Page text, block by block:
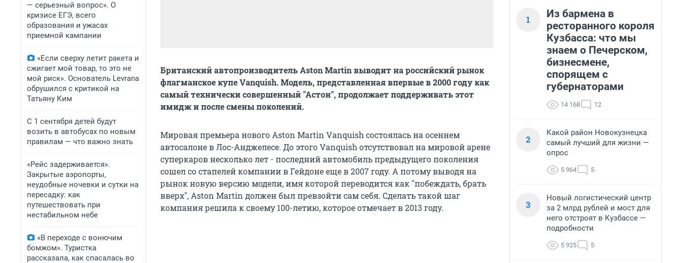
— серьезный вопрос». О
кризисе ЕГЭ, всего
образования и ужасах
приемной кампании
«Если сверху летит ракета и
сжигает мой товар, то это не
мой риск». Основатель Levrana
обрушился с критикой на
Татьяну Ким
С 1 сентября детей будут
возить в автобусах по новым
правилам — что важно знать
«Рейс задерживается».
Закрытые аэропорты,
неудобные ночевки и сутки на
пересадку: как
путешествовать при
нестабильном небе
«В переходе с вонючим
бомжом». Туристка
рассказала, как спасалась во
Британский автопроизводитель Aston Martin выводит на российский рынок
флагманское купе Vanquish. Модель, представленная впервые в 2000 году как
самый технически совершенный "Астон", продолжает поддерживать этот
имидж и после смены поколений.
Мировая премьера нового Aston Martin Vanquish состоялась на осеннем
автосалоне в Лос-Анджелесе. До этого Vanquish отсутствовал на мировой арене
суперкаров несколько лет - последний автомобиль предыдущего поколения
сошел со стапелей компании в Гейдоне еще в 2007 году. А потому выводя на
рынок новую версию модели, имя которой переводится как "побеждать, брать
вверх", Aston Martin должен был превзойти сам себя. Сделать такой шаг
компания решила к своему 100-летию, которое отмечает в 2013 году.
1
Из бармена в
ресторанного короля
Кузбасса: что мы
знаем о Печерском,
бизнесмене,
спорящем с
губернаторами
14 168 12
2
Какой район Новокузнецка
самый лучший для жизни —
опрос
5 964 5
3
Новый логистический центр
за 2 млрд рублей и мост для
него отстроят в Кузбассе —
подробности
5 925 5